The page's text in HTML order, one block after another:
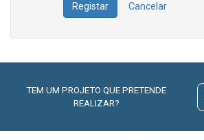
Registar Cancelar
TEM UM PROJETO QUE PRETENDE
REALIZAR?